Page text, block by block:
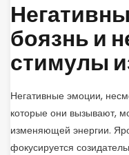
боязнь и
стимулы
Негативные эмоции,
которые они вызывают,
изменяющей энергии.
фокусируется